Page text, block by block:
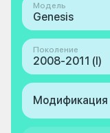
Модель
Genesis
Поколение
2008-2011 (I)
Модификация